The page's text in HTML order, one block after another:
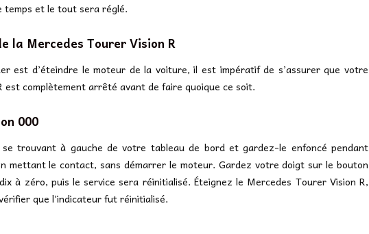
temps et le tout sera réglé.
la Mercedes Tourer Vision R
est d’éteindre le moteur de la voiture, il est impératif de s’assurer que votre
est complètement arrêté avant de faire quoique ce soit.
000
trouvant à gauche de votre tableau de bord et gardez-le enfoncé pendant
mettant le contact, sans démarrer le moteur. Gardez votre doigt sur le bouton
à zéro, puis le service sera réinitialisé. Éteignez le Mercedes Tourer Vision R,
que l’indicateur fut réinitialisé.